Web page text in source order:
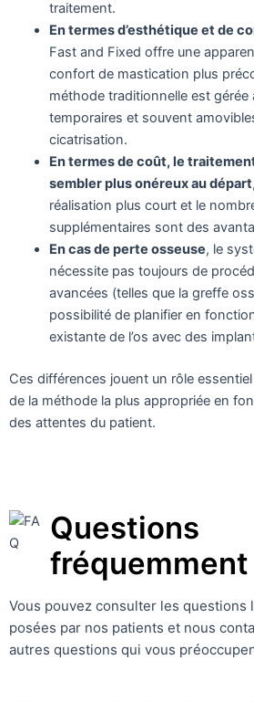
traitement.
En termes d’esthétique et de
Fast and Fixed offre une
confort de mastication plus
méthode traditionnelle est
temporaires et souvent
cicatrisation.
En termes de coût, le
sembler plus onéreux au départ
réalisation plus court et le
supplémentaires sont des
En cas de perte osseuse, le
nécessite pas toujours de
avancées (telles que la greffe
possibilité de planifier en
existante de l’os avec des
Ces différences jouent un rôle
de la méthode la plus appropriée en
des attentes du patient.
Questions
Vous pouvez consulter les questions
posées par nos patients et nous
autres questions qui vous